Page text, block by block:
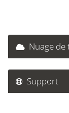
Nuage de
Support